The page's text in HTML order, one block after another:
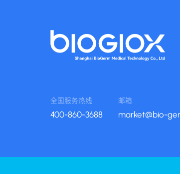
全国服务热线
400-860-3688
邮箱
market@bio-